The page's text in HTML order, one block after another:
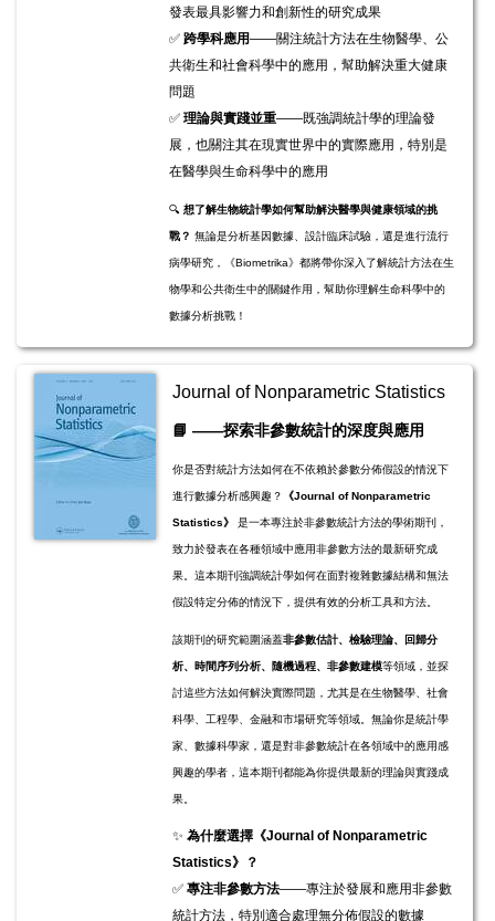
發表最具影響力和創新性的研究成果
✅ 跨學科應用——關注統計方法在生物醫學、公
共衛生和社會科學中的應用，幫助解決重大健康
問題
✅ 理論與實踐並重——既強調統計學的理論發
展，也關注其在現實世界中的實際應用，特別是
在醫學與生命科學中的應用
🔍 想了解生物統計學如何幫助解決醫學與健康領域的挑
戰？ 無論是分析基因數據、設計臨床試驗，還是進行流行
病學研究，《Biometrika》都將帶你深入了解統計方法在生
物學和公共衛生中的關鍵作用，幫助你理解生命科學中的
數據分析挑戰！
Journal of Nonparametric Statistics
📘 ——探索非參數統計的深度與應用
你是否對統計方法如何在不依賴於參數分佈假設的情況下
進行數據分析感興趣？ 《Journal of Nonparametric
Statistics》 是一本專注於非參數統計方法的學術期刊，
致力於發表在各種領域中應用非參數方法的最新研究成
果。這本期刊強調統計學如何在面對複雜數據結構和無法
假設特定分佈的情況下，提供有效的分析工具和方法。
該期刊的研究範圍涵蓋非參數估計、檢驗理論、回歸分
析、時間序列分析、隨機過程、非參數建模等領域，並探
討這些方法如何解決實際問題，尤其是在生物醫學、社會
科學、工程學、金融和市場研究等領域。無論你是統計學
家、數據科學家，還是對非參數統計在各領域中的應用感
興趣的學者，這本期刊都能為你提供最新的理論與實踐成
果。
✨ 為什麼選擇《Journal of Nonparametric
Statistics》？
✅ 專注非參數方法——專注於發展和應用非參數
統計方法，特別適合處理無分佈假設的數據